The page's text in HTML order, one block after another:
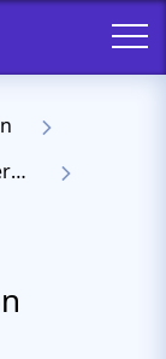
Responsywne szablony komercyjne